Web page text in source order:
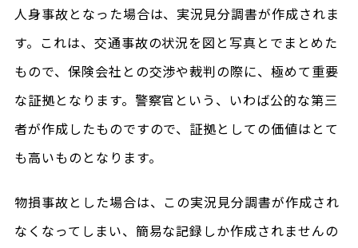
人身事故となった場合は、実況見分調書が作成されま
す。これは、交通事故の状況を図と写真とでまとめた
もので、保険会社との交渉や裁判の際に、極めて重要
な証拠となります。警察官という、いわば公的な第三
者が作成したものですので、証拠としての価値はとて
も高いものとなります。
物損事故とした場合は、この実況見分調書が作成され
なくなってしまい、簡易な記録しか作成されませんの